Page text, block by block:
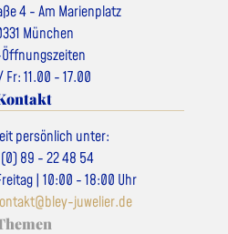
4 - Am Marienplatz
München
Fr: 11.00 - 17.00
persönlich unter:
89 - 22 48 54
| 10:00 - 18:00 Uhr
juwelier.de